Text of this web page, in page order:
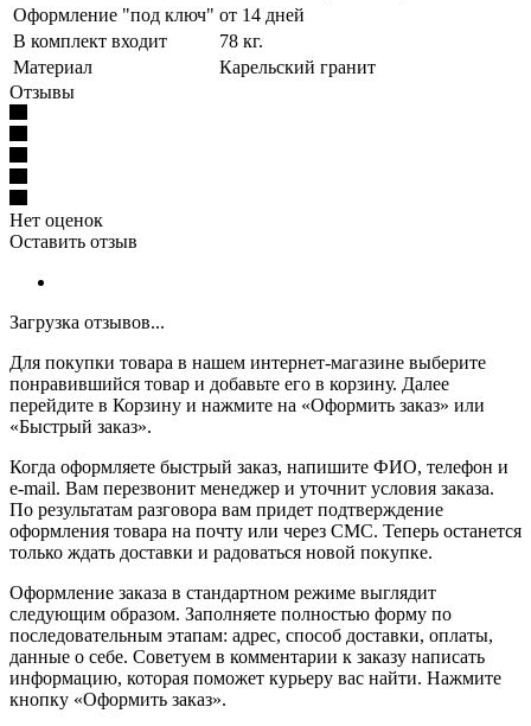
Оформление "под ключ" от 14 дней
В комплект входит
78 кг.
Материал
Карельский гранит
Отзывы
Нет оценок
Оставить отзыв
Загрузка отзывов...
Для покупки товара в нашем интернет-магазине выберите
понравившийся товар и добавьте его в корзину. Далее
перейдите в Корзину и нажмите на «Оформить заказ» или
«Быстрый заказ».
Когда оформляете быстрый заказ, напишите ФИО, телефон и
e-mail. Вам перезвонит менеджер и уточнит условия заказа.
По результатам разговора вам придет подтверждение
оформления товара на почту или через СМС. Теперь останется
только ждать доставки и радоваться новой покупке.
Оформление заказа в стандартном режиме выглядит
следующим образом. Заполняете полностью форму по
последовательным этапам: адрес, способ доставки, оплаты,
данные о себе. Советуем в комментарии к заказу написать
информацию, которая поможет курьеру вас найти. Нажмите
кнопку «Оформить заказ».